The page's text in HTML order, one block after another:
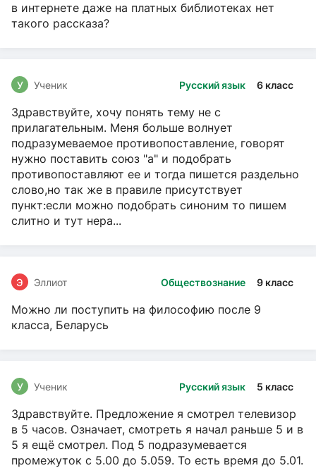
в интернете даже на платных библиотеках нет
такого рассказа?
Русский язык 6 класс
У Ученик
Здравствуйте, хочу понять тему не с
прилагательным. Меня больше волнует
подразумеваемое противопоставление, говорят
нужно поставить союз "а" и подобрать
противопоставляют ее и тогда пишется раздельно
слово,но так же в правиле присутствует
пункт:если можно подобрать синоним то пишем
слитно и тут нера...
Обществознание 9 класс
Э Эллиот
Можно ли поступить на философию после 9
класса, Беларусь
Русский язык 5 класс
У Ученик
Здравствуйте. Предложение я смотрел телевизор
в 5 часов. Означает, смотреть я начал раньше 5 и в
5 я ещё смотрел. Под 5 подразумевается
промежуток с 5.00 до 5.059. То есть время до 5.01.